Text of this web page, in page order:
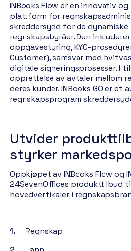
INBooks Flow er en innovativ
plattform for
skreddersydd for de
regnskapsbyråer. Den
oppgavestyring, KYC-
Customer), samsvar med
digitale signeringsprosesser. I
opprettelse av avtaler mellom
deres kunder. INBooks GO er et
regnskapsprogram
Utvider
styrker
Oppkjøpet av INBooks Flow og
24SevenOffices produkttilbud
hovedvertikaler i
Regnskap